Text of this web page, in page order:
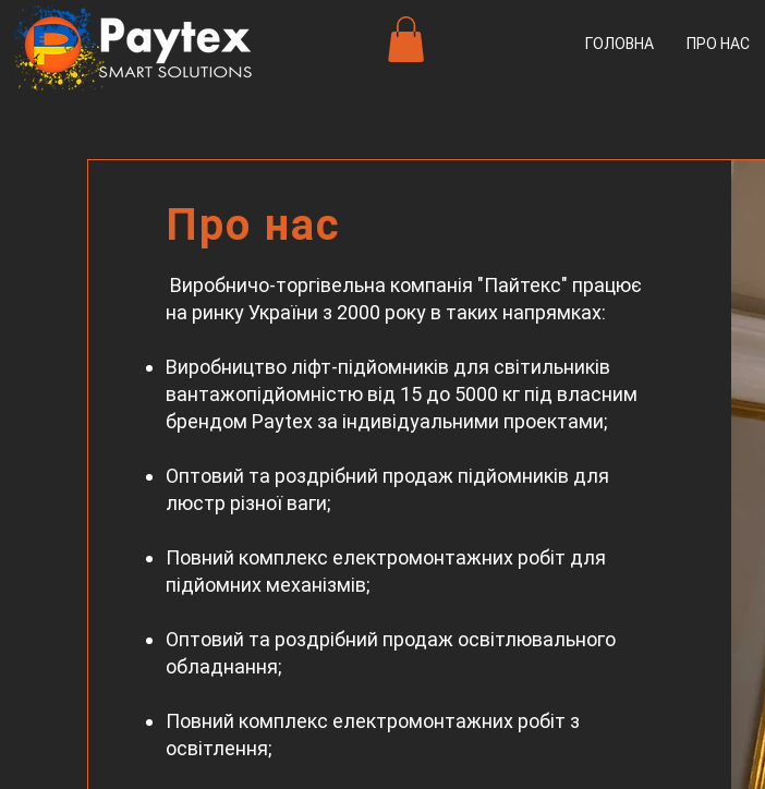
ГОЛОВНА ПРО НАС
Про нас
Виробничо-торгівельна компанія "Пайтекс" працює
на ринку України з 2000 року в таких напрямках:
Виробництво ліфт-підйомників для світильників
вантажопідйомністю від 15 до 5000 кг під власним
брендом Paytex за індивідуальними проектами;
Оптовий та роздрібний продаж підйомників для
люстр різної ваги;
Повний комплекс електромонтажних робіт для
підйомних механізмів;
Оптовий та роздрібний продаж освітлювального
обладнання;
Повний комплекс електромонтажних робіт з
освітлення;